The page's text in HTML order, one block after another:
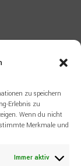
zu speichern
Erlebnis zu
Wenn du nicht
Merkmale und
Immer aktiv